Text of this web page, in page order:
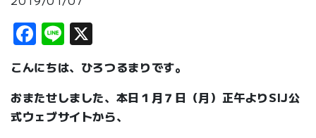
Facebook
Line
こんにちは、ひろつるまりです。
おまたせしました、本日１月７日（月）正午よりSIJ公
式ウェブサイトから、